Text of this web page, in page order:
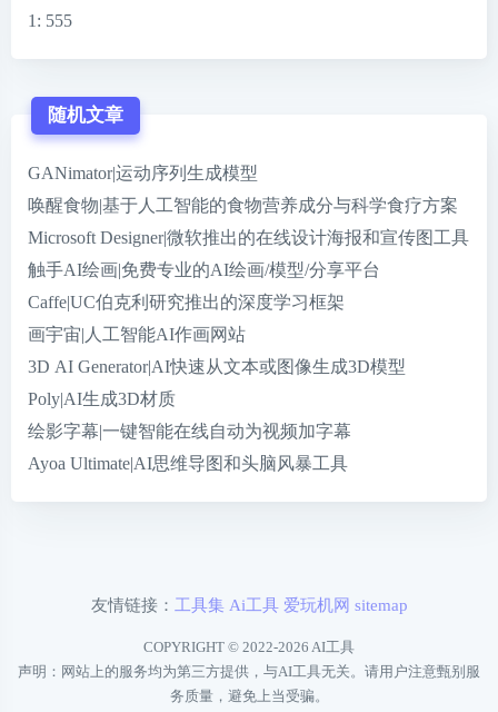
1 : 555
随机文章
GANimator|运动序列生成模型
唤醒食物|基于人工智能的食物营养成分与科学食疗方案
Microsoft Designer|微软推出的在线设计海报和宣传图工具
触手AI绘画|免费专业的AI绘画/模型/分享平台
Caffe|UC伯克利研究推出的深度学习框架
画宇宙|人工智能AI作画网站
3D AI Generator|AI快速从文本或图像生成3D模型
Poly|AI生成3D材质
绘影字幕|一键智能在线自动为视频加字幕
Ayoa Ultimate|AI思维导图和头脑风暴工具
友情链接： 工具集 Ai工具 爱玩机网 sitemap
COPYRIGHT © 2022-2026 AI工具
声明：网站上的服务均为第三方提供，与AI工具无关。请用户注意甄别服
务质量，避免上当受骗。